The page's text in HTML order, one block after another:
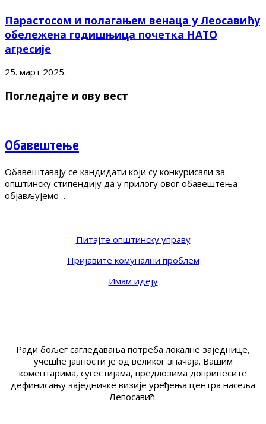
Парастосом и полагањем венаца у Леосавићу
обележена годишњица почетка НАТО
агресије
25. март 2025.
Погледајте и ову вест
Обавештење
Обавештавају се кандидати који су конкурисали за
општинску стипендију да у прилогу овог обавештења
објављујемо …
Питајте општинску управу
Пријавите комунални проблем
Имам идеју
Ради бољег сагледавања потреба локалне заједнице,
учешће јавности је од великог значаја. Вашим
коментарима, сугестијама, предлозима допринесите
дефинисању заједничке визије уређења центра насеља
Лепосавић.